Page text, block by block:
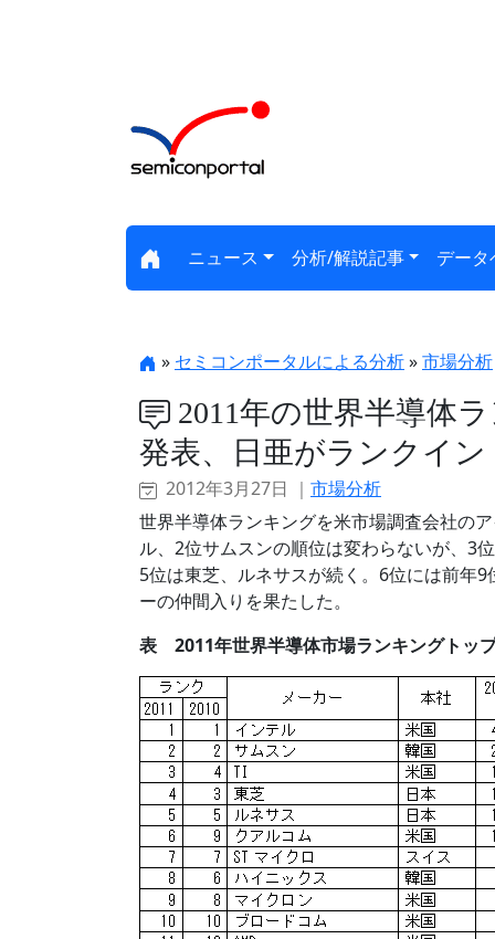
ニュース 分析/解説記事 データ
» セミコンポータルによる分析»市場分析
2011年の世界半導体
発表、日亜がランクイン
2012年3月27日 ｜ 市場分析
世界半導体ランキングを米市場調査会社の
ル、2位サムスンの順位は変わらないが、3
5位は東芝、ルネサスが続く。6位には前年
ーの仲間入りを果たした。
表 2011年世界半導体市場ランキングト